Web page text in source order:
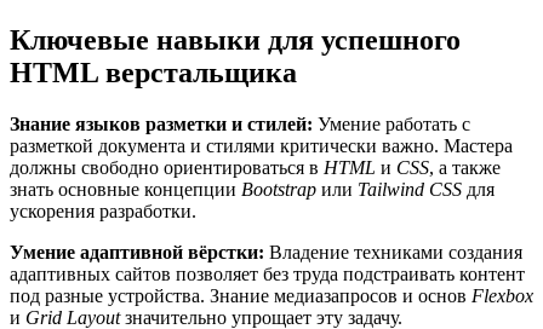
Ключевые навыки для успешного
HTML верстальщика
Знание языков разметки и стилей: Умение работать с
разметкой документа и стилями критически важно. Мастера
должны свободно ориентироваться в HTML и CSS, а также
знать основные концепции Bootstrap или Tailwind CSS для
ускорения разработки.
Умение адаптивной вёрстки: Владение техниками создания
адаптивных сайтов позволяет без труда подстраивать контент
под разные устройства. Знание медиазапросов и основ Flexbox
и Grid Layoutзначительно упрощает эту задачу.